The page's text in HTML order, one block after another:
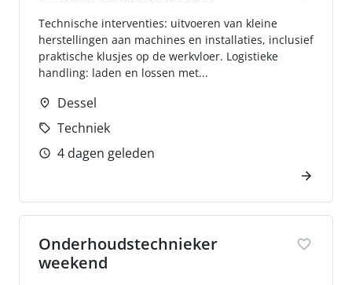
Technische interventies: uitvoeren van kleine
herstellingen aan machines en installaties, inclusief
praktische klusjes op de werkvloer. Logistieke
handling: laden en lossen met...
Dessel
Techniek
4 dagen geleden
Onderhoudstechnieker
weekend